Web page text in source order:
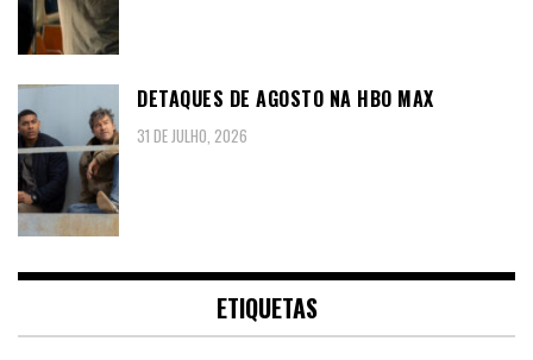
DETAQUES DE AGOSTO NA HBO MAX
31 DE JULHO, 2026
ETIQUETAS